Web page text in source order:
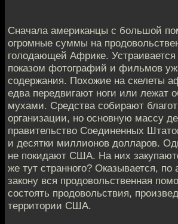
Сначала американцы с большой
огромные суммы на
голодающей Африке.
показом фотографий и фильмов
содержания. Похожие на скелеты
едва передвигают ноги или лежат
мухами. Средства собирают
организации, но основную массу
правительство Соединенных
и десятки миллионов долларов.
не покидают США. На них
же тут странного? Оказывается, по
закону вся продовольственная
состоять продовольствия,
территории США.